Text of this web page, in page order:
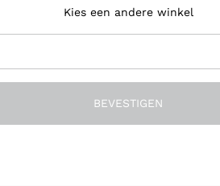
Over ons
Kies een andere winkel
BEVESTIGEN